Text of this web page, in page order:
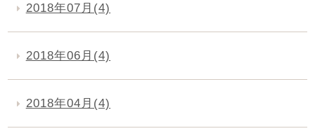
2018年07月(4)
2018年06月(4)
2018年04月(4)